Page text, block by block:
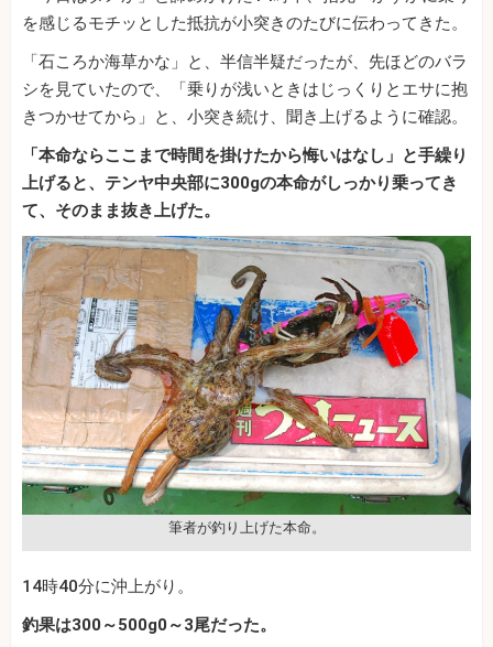
を感じるモチッとした抵抗が小突きのたびに伝わってきた。
「石ころか海草かな」と、半信半疑だったが、先ほどのバラ
シを見ていたので、「乗りが浅いときはじっくりとエサに抱
きつかせてから」と、小突き続け、聞き上げるように確認。
「本命ならここまで時間を掛けたから悔いはなし」と手繰り
上げると、テンヤ中央部に300gの本命がしっかり乗ってき
て、そのまま抜き上げた。
筆者が釣り上げた本命。
14時40分に沖上がり。
釣果は300～500g0～3尾だった。